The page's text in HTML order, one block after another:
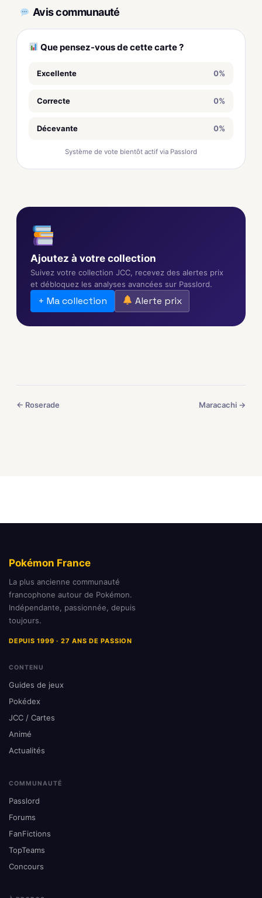
Avis communauté
Que pensez-vous de cette carte ?
Excellente 0%
Correcte 0%
Décevante 0%
Système de vote bientôt actif via Passlord
Ajoutez à votre collection
Suivez votre collection JCC, recevez des alertes prix
et débloquez les analyses avancées sur Passlord.
+ Ma collection Alerte prix
← Roserade Maracachi →
Pokémon France
La plus ancienne communauté
francophone autour de Pokémon.
Indépendante, passionnée, depuis
toujours.
DEPUIS 1999 · 27 ANS DE PASSION
CONTENU
Guides de jeux
Pokédex
JCC / Cartes
Animé
Actualités
COMMUNAUTÉ
Passlord
Forums
FanFictions
TopTeams
Concours